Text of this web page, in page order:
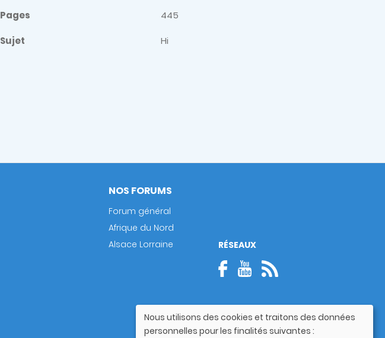
Pages 445
Sujet Hi
NOS FORUMS
Forum général
Afrique du Nord
Alsace Lorraine
RÉSEAUX
Utilisation
Nous utilisons des cookies et traitons des données
personnelles pour les finalités suivantes :